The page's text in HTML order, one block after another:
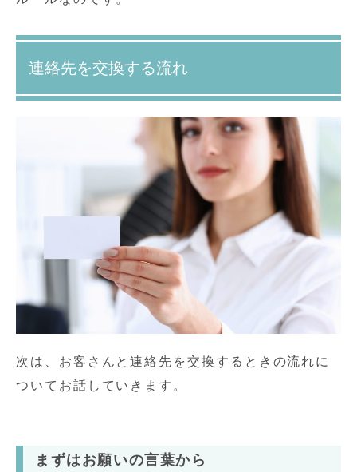
連絡先を交換する流れ
次は、お客さんと連絡先を交換するときの流れに
ついてお話していきます。
まずはお願いの言葉から